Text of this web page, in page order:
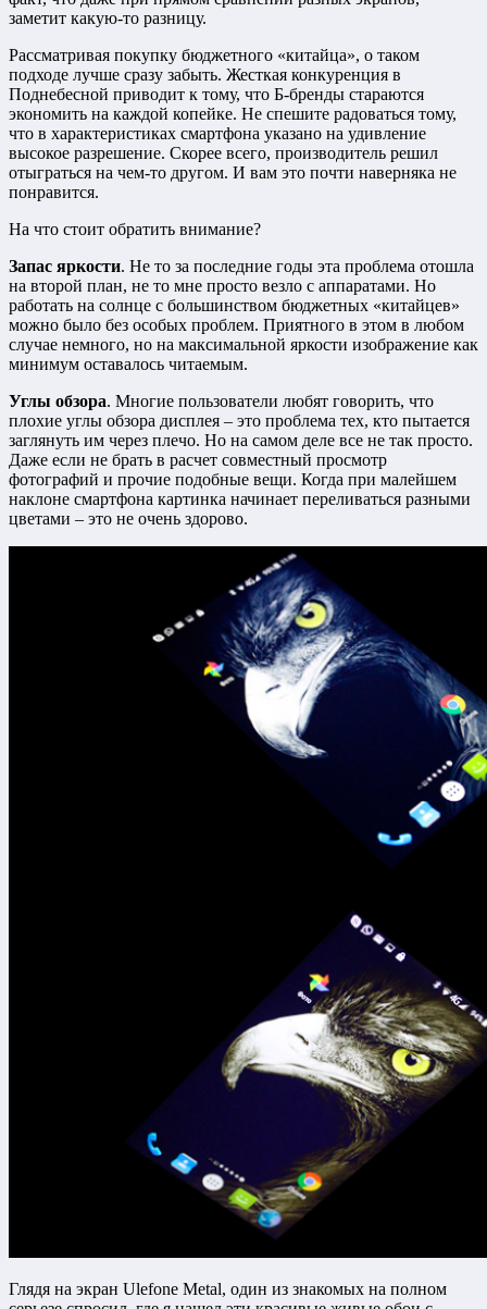
заметит какую-то разницу.
Рассматривая покупку бюджетного «китайца», о таком
подходе лучше сразу забыть. Жесткая конкуренция в
Поднебесной приводит к тому, что Б-бренды стараются
экономить на каждой копейке. Не спешите радоваться тому,
что в характеристиках смартфона указано на удивление
высокое разрешение. Скорее всего, производитель решил
отыграться на чем-то другом. И вам это почти наверняка не
понравится.
На что стоит обратить внимание?
Запас яркости. Не то за последние годы эта проблема отошла
на второй план, не то мне просто везло с аппаратами. Но
работать на солнце с большинством бюджетных «китайцев»
можно было без особых проблем. Приятного в этом в любом
случае немного, но на максимальной яркости изображение как
минимум оставалось читаемым.
Углы обзора. Многие пользователи любят говорить, что
плохие углы обзора дисплея – это проблема тех, кто пытается
заглянуть им через плечо. Но на самом деле все не так просто.
Даже если не брать в расчет совместный просмотр
фотографий и прочие подобные вещи. Когда при малейшем
наклоне смартфона картинка начинает переливаться разными
цветами – это не очень здорово.
Глядя на экран Ulefone Metal, один из знакомых на полном